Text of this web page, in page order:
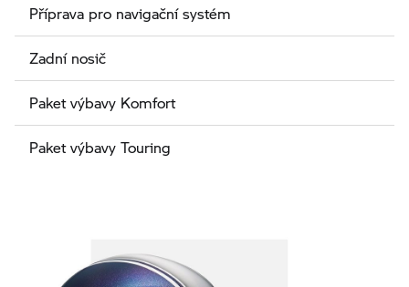
Příprava pro navigační systém
Zadní nosič
Paket výbavy Komfort
Paket výbavy Touring